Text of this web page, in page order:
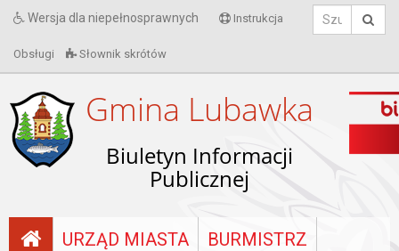
Wersja dla niepełnosprawnych Instrukcja
Obsługi Słownik skrótów
Gmina Lubawka
Biuletyn Informacji
Publicznej
URZĄD MIASTA BURMISTRZ